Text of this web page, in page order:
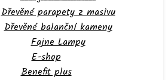
Dřevěné parapety z masivu
Dřevěné balanční kameny
Fajne Lampy
E-shop
Benefit plus